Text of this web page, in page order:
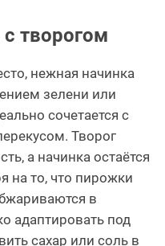
творогом
нежная начинка
зелени или
сочетается с
Творог
а начинка остаётся
на то, что пирожки
в
адаптировать под
сахар или соль в